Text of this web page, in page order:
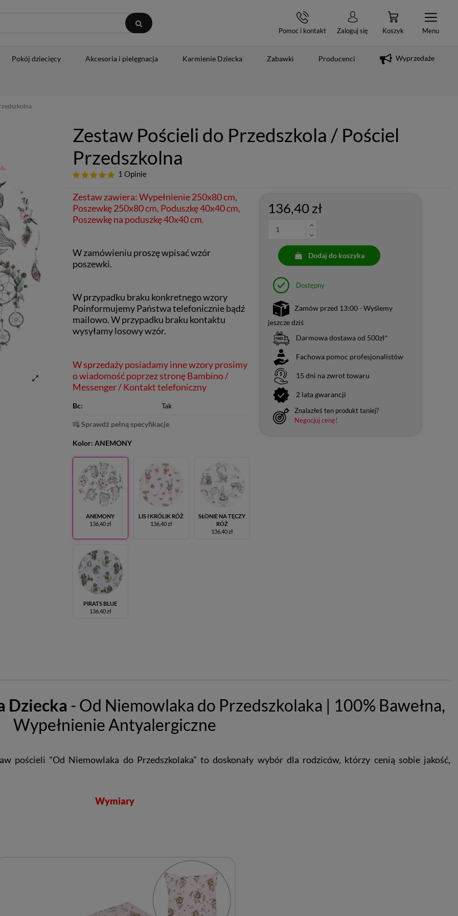
Pomoc i kontakt Zaloguj się Koszyk Menu
Pokój dziecięcy Akcesoria i pielęgnacja Karmienie Dziecka Zabawki Producenci Wyprzedaże
Zestaw Pościeli do Przedszkola / Pościel
Przedszkolna
1 Opinie
Zestaw zawiera: Wypełnienie 250x80 cm,
Poszewkę 250x80 cm, Poduszkę 40x40 cm,
Poszewkę na poduszkę 40x40 cm.
W zamówieniu proszę wpisać wzór
poszewki.
W przypadku braku konkretnego wzory
Poinformujemy Państwa telefonicznie bądź
mailowo.W przypadku braku kontaktu
wysyłamy losowy wzór.
W sprzedaży posiadamy inne wzory prosimy
o wiadomość poprzez stronę Bambino /
Messenger / Kontakt telefoniczny
Bc: Tak
Sprawdź pełną specyfikacje
Kolor: ANEMONY
ANEMONY
136,40 zł
LIS I KRÓLIK RÓŻ
136,40 zł
SŁONIE NA TĘCZY
RÓŻ
136,40 zł
PIRATS BLUE
136,40 zł
136,40 zł
Dodaj do koszyka
Dostępny
Zamów przed 13:00 - Wyślemy
jeszcze dziś
Darmowa dostawa od 500zł*
Fachowa pomoc profesjonalistów
15 dni na zwrot towaru
2 lata gwarancji
Znalazłeś ten produkt taniej?
Negocjuj cenę!
Dziecka - Od Niemowlaka do Przedszkolaka | 100% Bawełna,
Wypełnienie Antyalergiczne
pościeli "Od Niemowlaka do Przedszkolaka" to doskonały wybór dla rodziców, którzy cenią sobie jakość,
Wymiary